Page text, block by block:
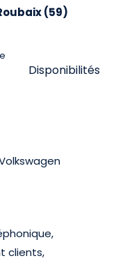
(59)
Disponibilités
clients,